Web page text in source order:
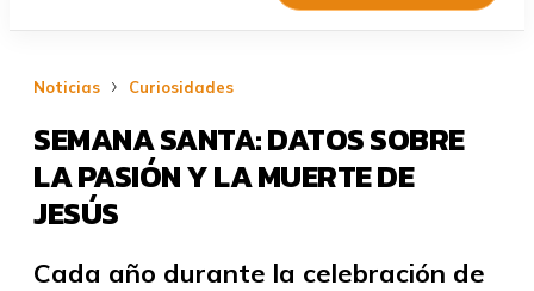
Noticias Curiosidades
SEMANA SANTA: DATOS SOBRE
LA PASIÓN Y LA MUERTE DE
JESÚS
Cada año durante la celebración de